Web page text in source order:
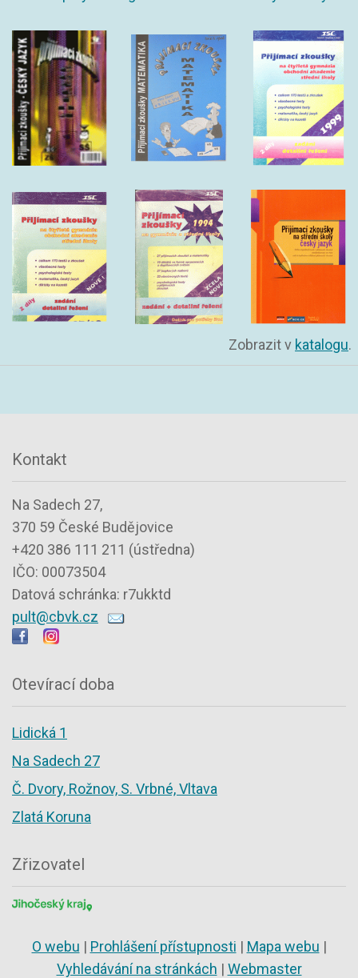
Zobrazit v katalogu.
Kontakt
Na Sadech 27,
370 59 České Budějovice
+420 386 111 211 (ústředna)
IČO: 00073504
Datová schránka: r7ukktd
pult@cbvk.cz
Otevírací doba
Lidická 1
Na Sadech 27
Č. Dvory, Rožnov, S. Vrbné, Vltava
Zlatá Koruna
Zřizovatel
O webu | Prohlášení přístupnosti | Mapa webu |
Vyhledávání na stránkách | Webmaster